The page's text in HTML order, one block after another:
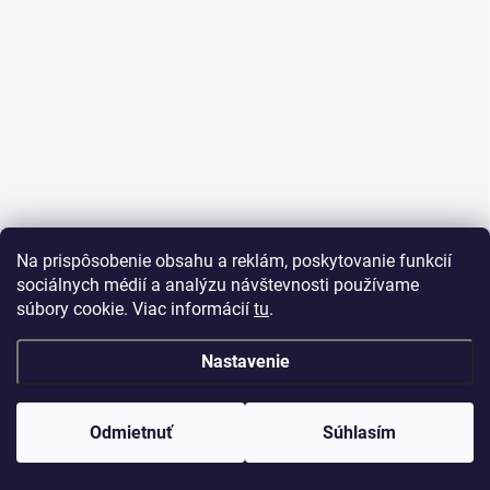
Na prispôsobenie obsahu a reklám, poskytovanie funkcií
sociálnych médií a analýzu návštevnosti používame
súbory cookie. Viac informácií tu.
Nastavenie
Odmietnuť Súhlasím